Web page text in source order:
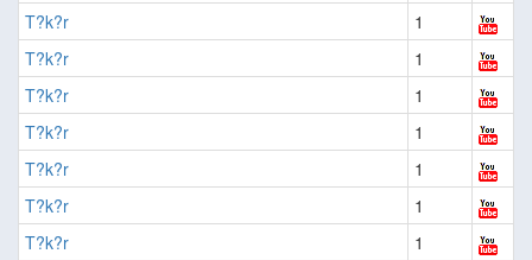
T?k?r
1
T?k?r
1
T?k?r
1
T?k?r
1
T?k?r
1
T?k?r
1
T?k?r
1